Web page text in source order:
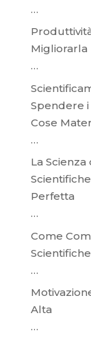
…
Migliorarla
…
Spendere
Cose
…
La
Perfetta
…
Come
…
Alta
…